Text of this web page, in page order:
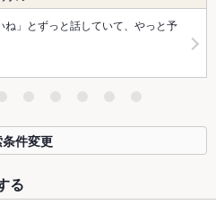
」とずっと話していて、やっと予
件変更
る